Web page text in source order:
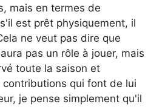
mais en termes de
est prêt physiquement, il
ne veut pas dire que
pas un rôle à jouer, mais
toute la saison et
contributions qui font de lui
je pense simplement qu'il